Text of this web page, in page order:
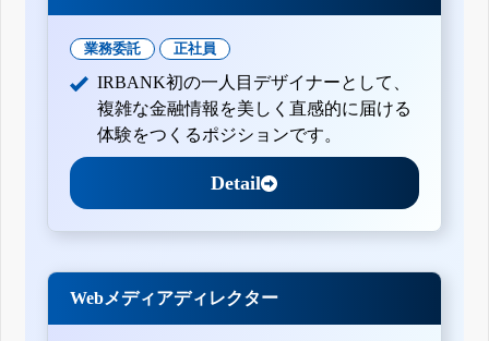
業務委託 正社員
IRBANK初の一人目デザイナーとして、
複雑な金融情報を美しく直感的に届ける
体験をつくるポジションです。
Detail
Webメディアディレクター